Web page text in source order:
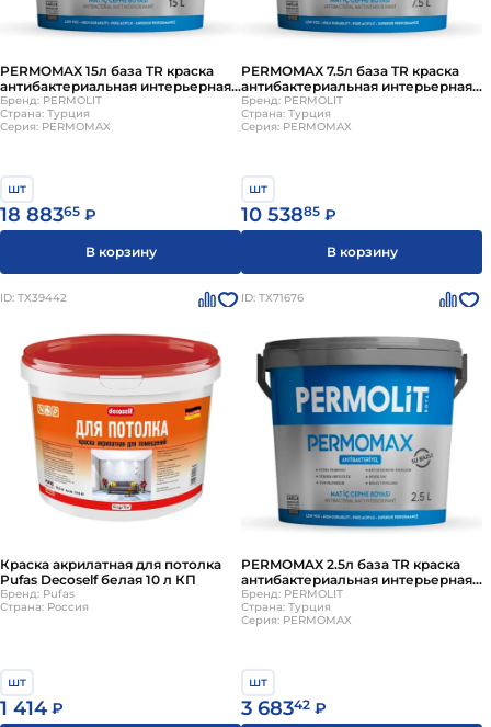
PERMOMAX 15л база TR краска
антибактериальная интерьерная
мат PERMOLIT
Бренд: PERMOLIT
Страна: Турция
Серия: PERMOMAX
шт
18 88365 ₽
В корзину
PERMOMAX 7.5л база TR краска
антибактериальная интерьерная
мат PERMOLIT
Бренд: PERMOLIT
Страна: Турция
Серия: PERMOMAX
шт
10 53885 ₽
В корзину
ID: ТХ39442
Краска акрилатная для потолка
Pufas Decoself белая 10 л КП
Бренд: Pufas
Страна: Россия
шт
1 414 ₽
ID: ТХ71676
PERMOMAX 2.5л база TR краска
антибактериальная интерьерная
мат PERMOLIT
Бренд: PERMOLIT
Страна: Турция
Серия: PERMOMAX
шт
3 68342 ₽